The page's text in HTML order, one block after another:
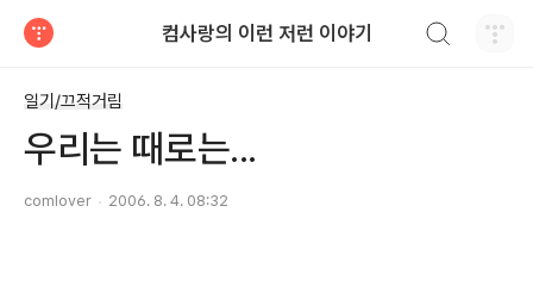
컴사랑의 이런 저런 이야기
일기/끄적거림
우리는 때로는...
comlover 2006. 8. 4. 08:32